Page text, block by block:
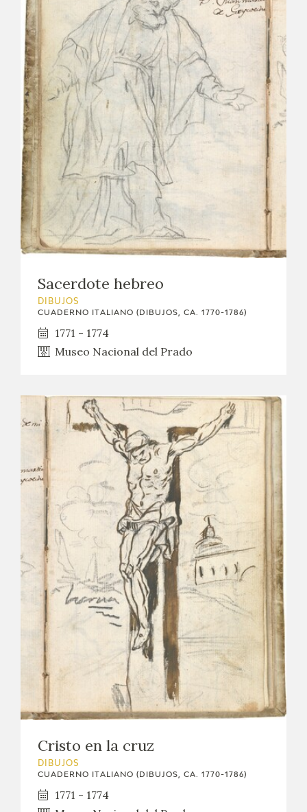
Sacerdote hebreo
DIBUJOS
CUADERNO ITALIANO (DIBUJOS, CA. 1770-1786)
1771 - 1774
Museo Nacional del Prado
Cristo en la cruz
DIBUJOS
CUADERNO ITALIANO (DIBUJOS, CA. 1770-1786)
1771 - 1774